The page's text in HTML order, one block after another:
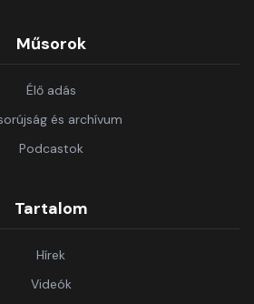
Műsorok
Élő adás
és archívum
Podcastok
Tartalom
Hírek
Videók